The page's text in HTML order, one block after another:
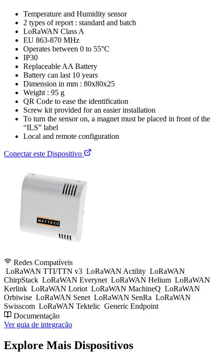
Temperature and Humidity sensor
2 types of report : standard and batch
LoRaWAN Class A
EU 863-870 MHz
Operates between 0 to 55°C
IP30
Replaceable AA Battery
Battery can last 10 years
Dimension in mm : 80x80x25
Weight : 95 g
QR Code to ease the identification
Screw kit provided for an easier installation
To turn the sensor on, a magnet must be placed in front of the
“ILS” label
Local and remote configuration
Conectar este Dispositivo
Redes Compatíveis
LoRaWAN TTI/TTN v3 LoRaWAN Actility LoRaWAN
ChirpStack LoRaWAN Everynet LoRaWAN Helium LoRaWAN
Kerlink LoRaWAN Loriot LoRaWAN MachineQ LoRaWAN
Orbiwise LoRaWAN Senet LoRaWAN SenRa LoRaWAN
Swisscom LoRaWAN Tektelic Generic Endpoint
Documentação
Ver guia de integração
Explore Mais Dispositivos